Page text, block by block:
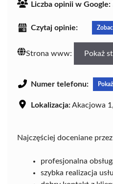
Liczba opinii w Google:
Czytaj opinie:
Strona www: Pokaż
Numer telefonu:
Lokalizacja:Akacjowa
Najczęściej doceniane
profesjonalna
szybka realizacja